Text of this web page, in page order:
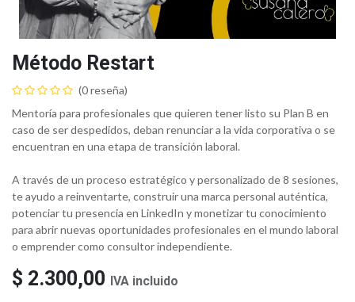
Método Restart
(0 reseña)
Mentoría para profesionales que quieren tener listo su Plan B en
caso de ser despedidos, deban renunciar a la vida corporativa o se
encuentran en una etapa de transición laboral.
A través de un proceso estratégico y personalizado de 8 sesiones,
te ayudo a reinventarte, construir una marca personal auténtica,
potenciar tu presencia en LinkedIn y monetizar tu conocimiento
para abrir nuevas oportunidades profesionales en el mundo laboral
o emprender como consultor independiente.
$ 2.300,00 IVA incluido